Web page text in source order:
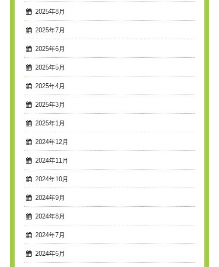
2025年8月
2025年7月
2025年6月
2025年5月
2025年4月
2025年3月
2025年1月
2024年12月
2024年11月
2024年10月
2024年9月
2024年8月
2024年7月
2024年6月